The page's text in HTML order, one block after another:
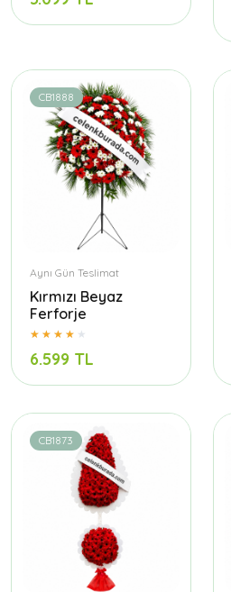
CB1888
Aynı Gün Teslimat
Kırmızı Beyaz
Ferforje
6.599 TL
CB1873